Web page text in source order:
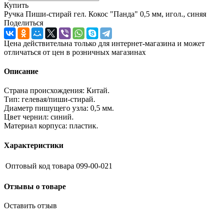
Купить
Ручка Пиши-стирай гел. Кокос "Панда" 0,5 мм, игол., синяя
Поделиться
Цена действительна только для интернет-магазина и может
отличаться от цен в розничных магазинах
Описание
Страна происхождения: Китай.
Тип: гелевая/пиши-стирай.
Диаметр пишущего узла: 0,5 мм.
Цвет чернил: синий.
Материал корпуса: пластик.
Характеристики
Оптовый код товара 099-00-021
Отзывы о товаре
Оставить отзыв